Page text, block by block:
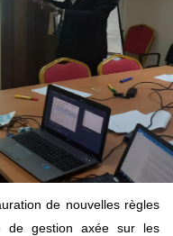
de nouvelles règles
de gestion axée sur les